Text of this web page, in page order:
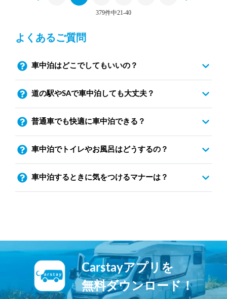
379件中21-40
よくあるご質問
車中泊はどこでしてもいいの？
道の駅やSAで車中泊しても大丈夫？
普通車でも快適に車中泊できる？
車中泊でトイレやお風呂はどうするの？
車中泊するときに気をつけるマナーは？
Carstayアプリを
無料ダウンロード！